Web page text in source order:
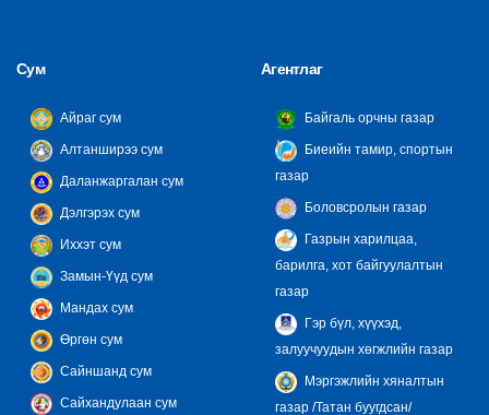
Сум
Айраг сум
Алтанширээ сум
Даланжаргалан сум
Дэлгэрэх сум
Иххэт сум
Замын-Үүд сум
Мандах сум
Өргөн сум
Сайншанд сум
Сайхандулаан сум
Агентлаг
Байгаль орчны газар
Биеийн тамир, спортын
газар
Боловсролын газар
Газрын харилцаа,
барилга, хот байгуулалтын
газар
Гэр бүл, хүүхэд,
залуучуудын хөгжлийн газар
Мэргэжлийн хяналтын
газар /Татан буугдсан/